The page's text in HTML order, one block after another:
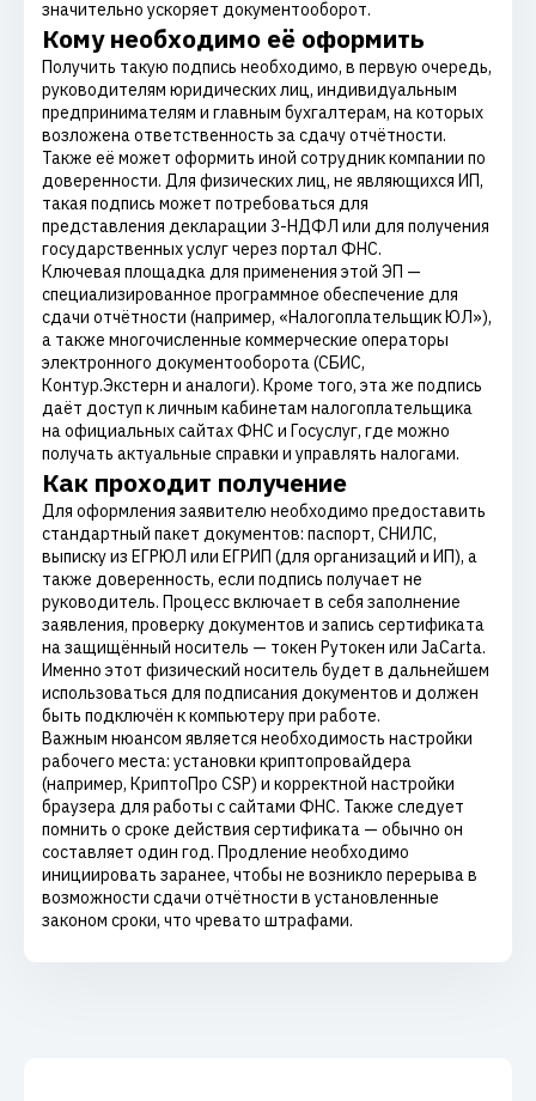
значительно ускоряет документооборот.
Кому необходимо её оформить
Получить такую подпись необходимо, в первую очередь,
руководителям юридических лиц, индивидуальным
предпринимателям и главным бухгалтерам, на которых
возложена ответственность за сдачу отчётности.
Также её может оформить иной сотрудник компании по
доверенности. Для физических лиц, не являющихся ИП,
такая подпись может потребоваться для
представления декларации 3-НДФЛ или для получения
государственных услуг через портал ФНС.
Ключевая площадка для применения этой ЭП —
специализированное программное обеспечение для
сдачи отчётности (например, «Налогоплательщик ЮЛ»),
а также многочисленные коммерческие операторы
электронного документооборота (СБИС,
Контур.Экстерн и аналоги). Кроме того, эта же подпись
даёт доступ к личным кабинетам налогоплательщика
на официальных сайтах ФНС и Госуслуг, где можно
получать актуальные справки и управлять налогами.
Как проходит получение
Для оформления заявителю необходимо предоставить
стандартный пакет документов: паспорт, СНИЛС,
выписку из ЕГРЮЛ или ЕГРИП (для организаций и ИП), а
также доверенность, если подпись получает не
руководитель. Процесс включает в себя заполнение
заявления, проверку документов и запись сертификата
на защищённый носитель — токен Рутокен или JaCarta.
Именно этот физический носитель будет в дальнейшем
использоваться для подписания документов и должен
быть подключён к компьютеру при работе.
Важным нюансом является необходимость настройки
рабочего места: установки криптопровайдера
(например, КриптоПро CSP) и корректной настройки
браузера для работы с сайтами ФНС. Также следует
помнить о сроке действия сертификата — обычно он
составляет один год. Продление необходимо
инициировать заранее, чтобы не возникло перерыва в
возможности сдачи отчётности в установленные
законом сроки, что чревато штрафами.